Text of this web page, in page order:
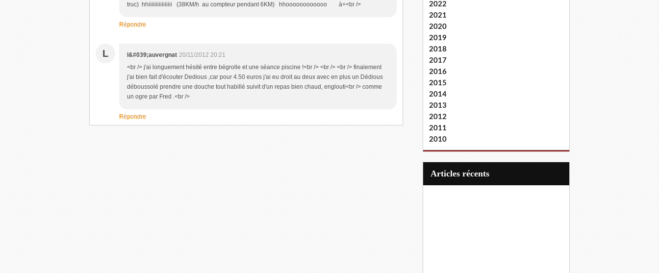
truc) hhiiiiiiiiiiiiiiii (38KM/h au compteur pendant 6KM) hhoooooooooooo à+<br />
Répondre
L l&#039;auvergnat 20/11/2012 20:21
<br /> j'ai longuement hésité entre bégrolle et une séance piscine !<br /> <br /> <br /> finalement
j'ai bien fait d'écouter Dedious ,car pour 4.50 euros j'ai eu droit au deux avec en plus un Dédious
déboussolé prendre une douche tout habillé suivit d'un repas bien chaud, englouti<br /> comme
un ogre par Fred .<br />
Répondre
2022
2021
2020
2019
2018
2017
2016
2015
2014
2013
2012
2011
2010
articles récents